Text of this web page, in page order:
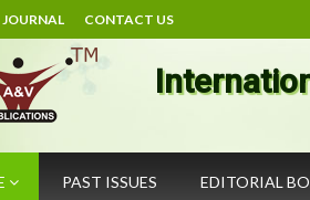
CONTACT US
PAST ISSUES EDITORIAL